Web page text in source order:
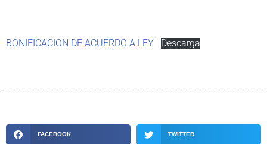
BONIFICACION DE ACUERDO A LEY Descarga
FACEBOOK TWITTER